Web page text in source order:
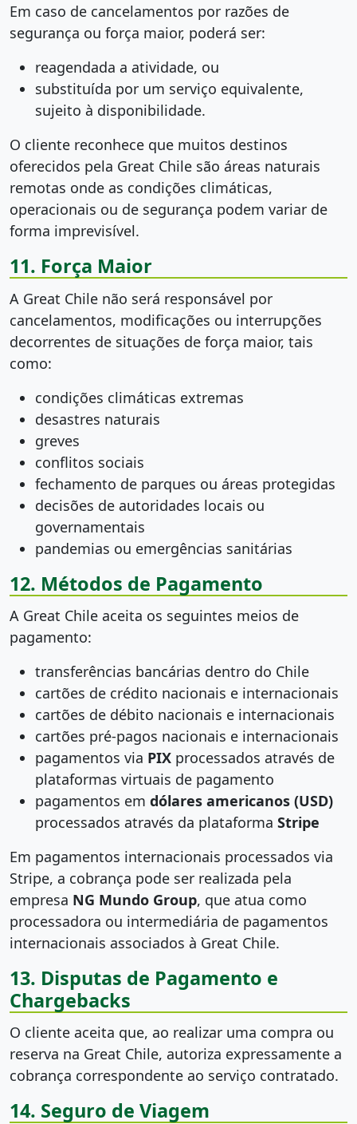
Em caso de cancelamentos por razões de
segurança ou força maior, poderá ser:
reagendada a atividade, ou
substituída por um serviço equivalente,
sujeito à disponibilidade.
O cliente reconhece que muitos destinos
oferecidos pela Great Chile são áreas naturais
remotas onde as condições climáticas,
operacionais ou de segurança podem variar de
forma imprevisível.
11. Força Maior
A Great Chile não será responsável por
cancelamentos, modificações ou interrupções
decorrentes de situações de força maior, tais
como:
condições climáticas extremas
desastres naturais
greves
conflitos sociais
fechamento de parques ou áreas protegidas
decisões de autoridades locais ou
governamentais
pandemias ou emergências sanitárias
12. Métodos de Pagamento
A Great Chile aceita os seguintes meios de
pagamento:
transferências bancárias dentro do Chile
cartões de crédito nacionais e internacionais
cartões de débito nacionais e internacionais
cartões pré-pagos nacionais e internacionais
pagamentos via PIX processados através de
plataformas virtuais de pagamento
pagamentos em dólares americanos (USD)
processados através da plataforma Stripe
Em pagamentos internacionais processados via
Stripe, a cobrança pode ser realizada pela
empresa NG Mundo Group, que atua como
processadora ou intermediária de pagamentos
internacionais associados à Great Chile.
13. Disputas de Pagamento e
Chargebacks
O cliente aceita que, ao realizar uma compra ou
reserva na Great Chile, autoriza expressamente a
cobrança correspondente ao serviço contratado.
14. Seguro de Viagem